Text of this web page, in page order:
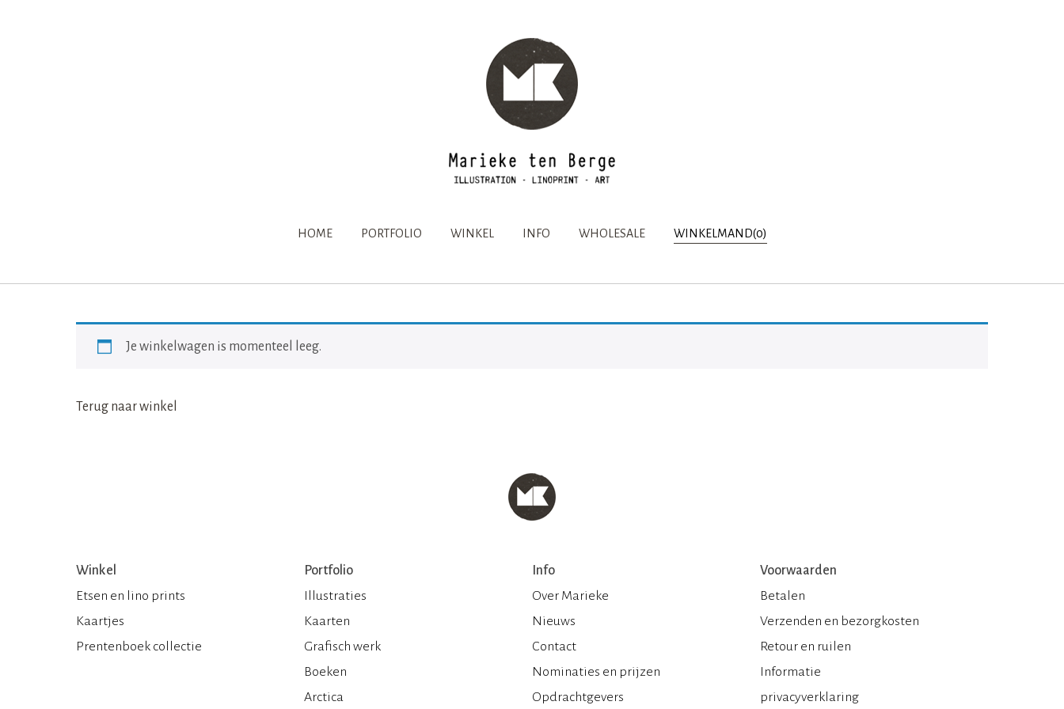
HOME PORTFOLIO WINKEL INFO WHOLESALE WINKELMAND(0)
Je winkelwagen is momenteel leeg.
Terug naar winkel
Winkel
Etsen en lino prints
Kaartjes
Prentenboek collectie
Portfolio
Illustraties
Kaarten
Grafisch werk
Boeken
Arctica
Info
Over Marieke
Nieuws
Contact
Nominaties en prijzen
Opdrachtgevers
Voorwaarden
Betalen
Verzenden en bezorgkosten
Retour en ruilen
Informatie
privacyverklaring